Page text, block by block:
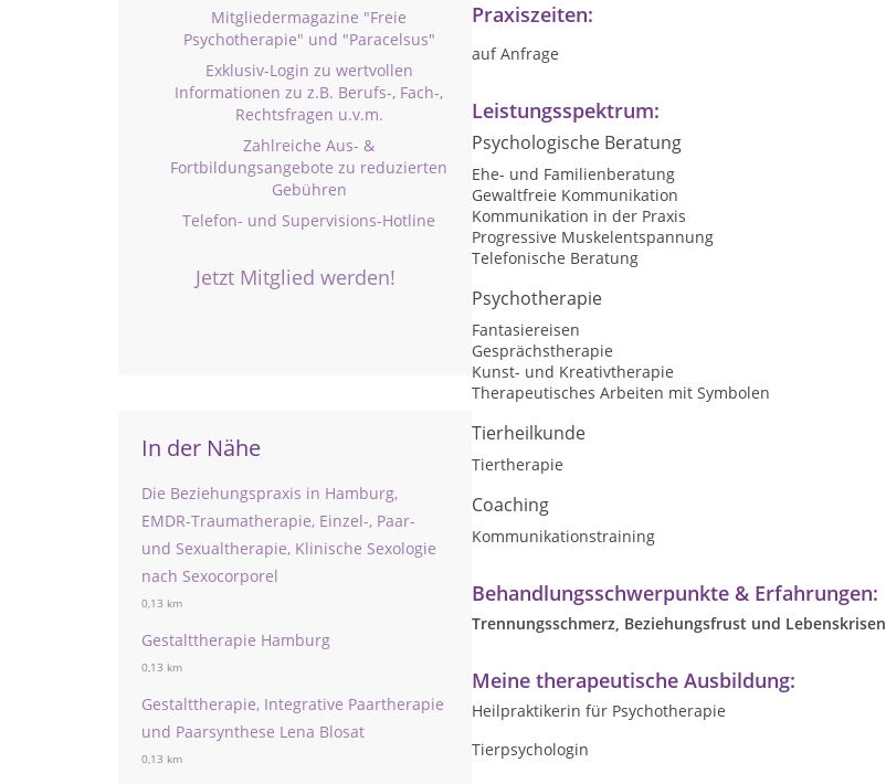
Mitgliedermagazine "Freie
Psychotherapie" und "Paracelsus"
Exklusiv-Login zu wertvollen
Informationen zu z.B. Berufs-, Fach-,
Rechtsfragen u.v.m.
Zahlreiche Aus- &
Fortbildungsangebote zu reduzierten
Gebühren
Telefon- und Supervisions-Hotline
Jetzt Mitglied werden!
In der Nähe
Die Beziehungspraxis in Hamburg,
EMDR-Traumatherapie, Einzel-, Paar-
und Sexualtherapie, Klinische Sexologie
nach Sexocorporel
0,13 km
Gestalttherapie Hamburg
0,13 km
Gestalttherapie, Integrative Paartherapie
und Paarsynthese Lena Blosat
0,13 km
Praxiszeiten:
auf Anfrage
Leistungsspektrum:
Psychologische Beratung
Ehe- und Familienberatung
Gewaltfreie Kommunikation
Kommunikation in der Praxis
Progressive Muskelentspannung
Telefonische Beratung
Psychotherapie
Fantasiereisen
Gesprächstherapie
Kunst- und Kreativtherapie
Therapeutisches Arbeiten mit Symbolen
Tierheilkunde
Tiertherapie
Coaching
Kommunikationstraining
Behandlungsschwerpunkte & Erfahrungen:
Trennungsschmerz, Beziehungsfrust und Lebenskrisen
Meine therapeutische Ausbildung:
Heilpraktikerin für Psychotherapie
Tierpsychologin